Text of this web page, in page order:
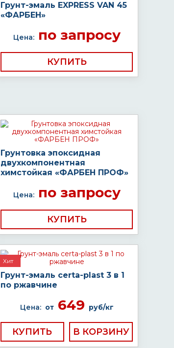
Грунт-эмаль EXPRESS VAN 45
«ФАРБЕН»
Цена:по запросу
КУПИТЬ
Грунтовка эпоксидная
двухкомпонентная
химстойкая «ФАРБЕН ПРОФ»
Цена:по запросу
КУПИТЬ
Хит
Грунт-эмаль certa-plast 3 в 1
по ржавчине
Цена: от649 руб/кг
КУПИТЬ